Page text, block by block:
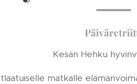
Kesän Hehku
matkalle